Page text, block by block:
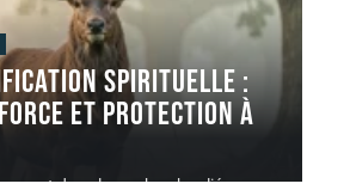
spirituelle :
et protection à
dans les recherches liées aux